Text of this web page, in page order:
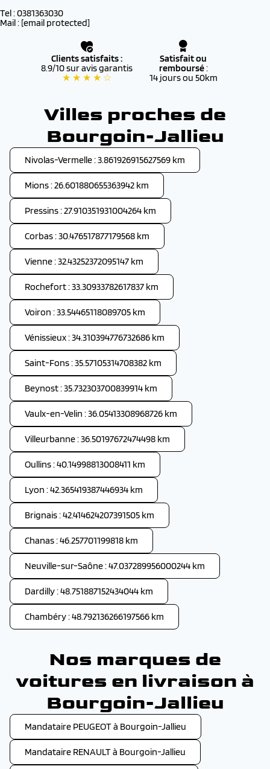
Tel : 0381363030
Mail : [email protected]
Clients satisfaits :
8.9/10 sur avis garantis
★ ★ ★ ★ ☆
Satisfait ou
remboursé:
14 jours ou 50km
Villes proches de
Bourgoin-Jallieu
Nivolas-Vermelle : 3.861926915627569 km
Mions : 26.601880655363942 km
Pressins : 27.910351931004264 km
Corbas : 30.476517877179568 km
Vienne : 32.43252372095147 km
Rochefort : 33.30933782617837 km
Voiron : 33.54465118089705 km
Vénissieux : 34.310394776732686 km
Saint-Fons : 35.57105314708382 km
Beynost : 35.732303700839914 km
Vaulx-en-Velin : 36.05413308968726 km
Villeurbanne : 36.50197672474498 km
Oullins : 40.14998813008411 km
Lyon : 42.365419387446934 km
Brignais : 42.414624207391505 km
Chanas : 46.257701199818 km
Neuville-sur-Saône : 47.037289956000244 km
Dardilly : 48.751887152434044 km
Chambéry : 48.792136266197566 km
Nos marques de
voitures en livraison à
Bourgoin-Jallieu
Mandataire PEUGEOT à Bourgoin-Jallieu
Mandataire RENAULT à Bourgoin-Jallieu